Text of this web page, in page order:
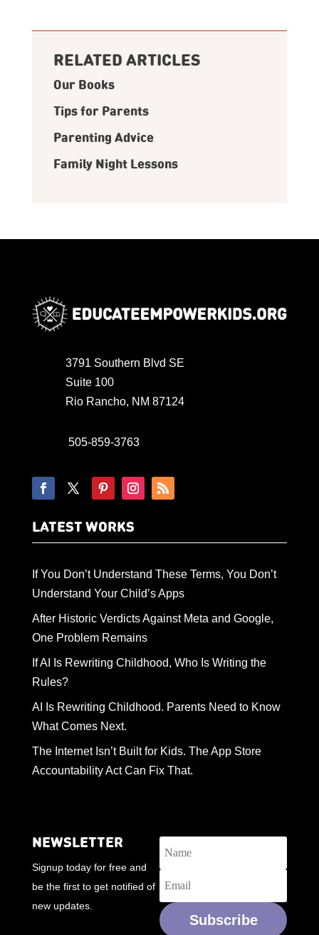
RELATED ARTICLES
Our Books
Tips for Parents
Parenting Advice
Family Night Lessons
3791 Southern Blvd SE
Suite 100
Rio Rancho, NM 87124
505-859-3763
LATEST WORKS
If You Don’t Understand These Terms, You Don’t
Understand Your Child’s Apps
After Historic Verdicts Against Meta and Google,
One Problem Remains
If AI Is Rewriting Childhood, Who Is Writing the
Rules?
AI Is Rewriting Childhood. Parents Need to Know
What Comes Next.
The Internet Isn’t Built for Kids. The App Store
Accountability Act Can Fix That.
NEWSLETTER
Signup today for free and
be the first to get notified of
new updates.
Subscribe